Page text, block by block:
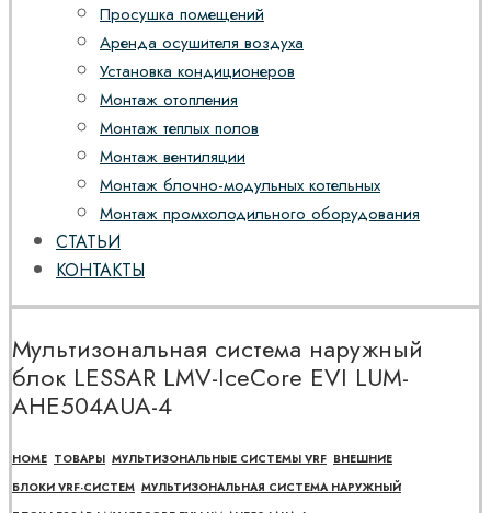
Просушка помещений
Аренда осушителя воздуха
Установка кондиционеров
Монтаж отопления
Монтаж теплых полов
Монтаж вентиляции
Монтаж блочно-модульных котельных
Монтаж промхолодильного оборудования
СТАТЬИ
КОНТАКТЫ
Мультизональная система наружный
блок LESSAR LMV-IceCore EVI LUM-
AHE504AUA-4
HOME ТОВАРЫ МУЛЬТИЗОНАЛЬНЫЕ СИСТЕМЫ VRF ВНЕШНИЕ
БЛОКИ VRF-СИСТЕМ МУЛЬТИЗОНАЛЬНАЯ СИСТЕМА НАРУЖНЫЙ